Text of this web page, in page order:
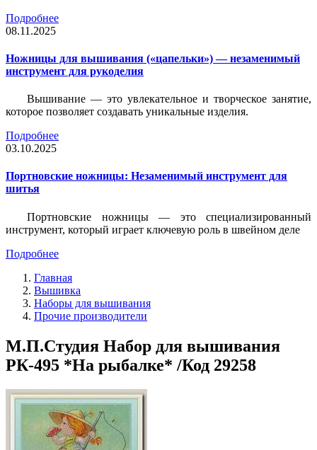
Подробнее
08.11.2025
Ножницы для вышивания («цапельки») — незаменимый
инструмент для рукоделия
Вышивание — это увлекательное и творческое занятие,
которое позволяет создавать уникальные изделия.
Подробнее
03.10.2025
Портновские ножницы: Незаменимый инструмент для
шитья
Портновские ножницы — это специализированный
инструмент, который играет ключевую роль в швейном деле
Подробнее
Главная
Вышивка
Наборы для вышивания
Прочие производители
М.П.Студия Набор для вышивания
РК-495 *На рыбалке* /Код 29258